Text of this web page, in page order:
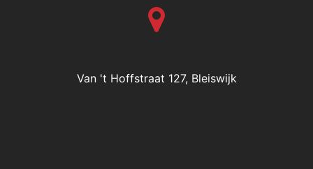
Van 't Hoffstraat 127, Bleiswijk